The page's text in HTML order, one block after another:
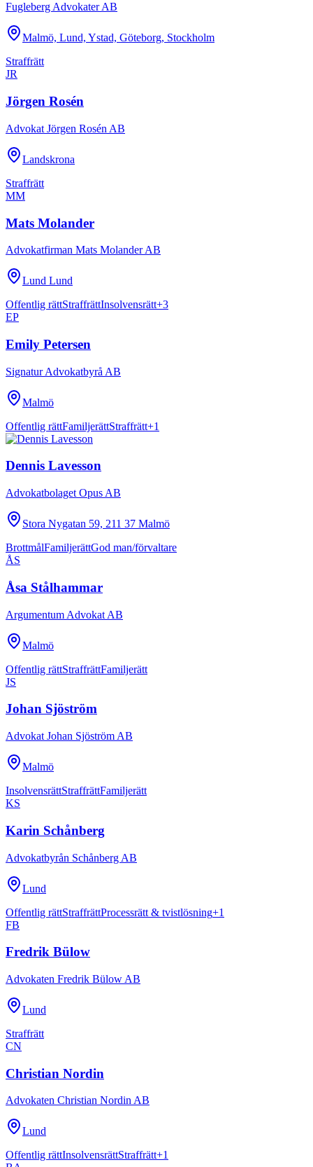
Fugleberg Advokater AB
Malmö, Lund, Ystad, Göteborg, Stockholm
Straffrätt
JR
Jörgen Rosén
Advokat Jörgen Rosén AB
Landskrona
Straffrätt
MM
Mats Molander
Advokatfirman Mats Molander AB
Lund Lund
Offentlig rättStraffrättInsolvensrätt+3
EP
Emily Petersen
Signatur Advokatbyrå AB
Malmö
Offentlig rättFamiljerättStraffrätt+1
Dennis Lavesson
Advokatbolaget Opus AB
Stora Nygatan 59, 211 37 Malmö
BrottmålFamiljerättGod man/förvaltare
ÅS
Åsa Stålhammar
Argumentum Advokat AB
Malmö
Offentlig rättStraffrättFamiljerätt
JS
Johan Sjöström
Advokat Johan Sjöström AB
Malmö
InsolvensrättStraffrättFamiljerätt
KS
Karin Schånberg
Advokatbyrån Schånberg AB
Lund
Offentlig rättStraffrättProcessrätt & tvistlösning+1
FB
Fredrik Bülow
Advokaten Fredrik Bülow AB
Lund
Straffrätt
CN
Christian Nordin
Advokaten Christian Nordin AB
Lund
Offentlig rättInsolvensrättStraffrätt+1